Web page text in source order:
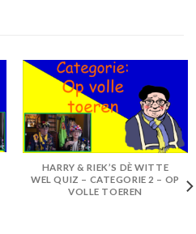
HARRY & RIEK’S DÈ WITTE
WEL QUIZ – CATEGORIE 2 – OP
VOLLE TOEREN